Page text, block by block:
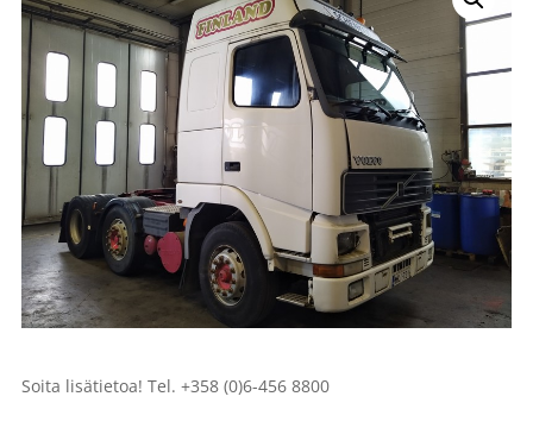
Soita lisätietoa! Tel. +358 (0)6-456 8800